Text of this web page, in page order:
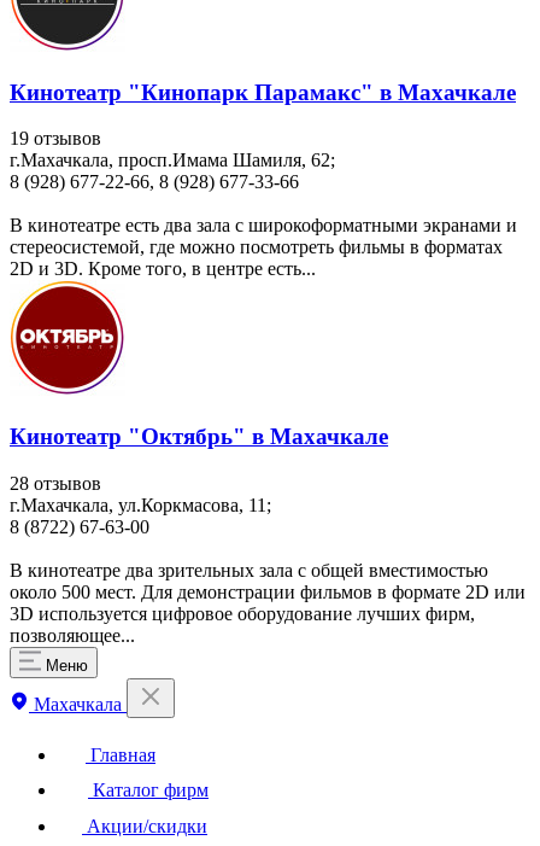
Кинотеатр "Кинопарк Парамакс" в Махачкале
19 отзывов
г.Махачкала, просп.Имама Шамиля, 62;
8 (928) 677-22-66, 8 (928) 677-33-66
В кинотеатре есть два зала с широкоформатными экранами и
стереосистемой, где можно посмотреть фильмы в форматах
2D и 3D. Кроме того, в центре есть...
Кинотеатр "Октябрь" в Махачкале
28 отзывов
г.Махачкала, ул.Коркмасова, 11;
8 (8722) 67-63-00
В кинотеатре два зрительных зала с общей вместимостью
около 500 мест. Для демонстрации фильмов в формате 2D или
3D используется цифровое оборудование лучших фирм,
позволяющее...
Меню
Махачкала
Главная
Каталог фирм
Акции/скидки